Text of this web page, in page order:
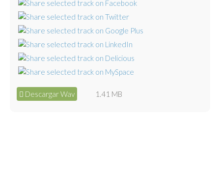
Descargar Wav 1.41 MB